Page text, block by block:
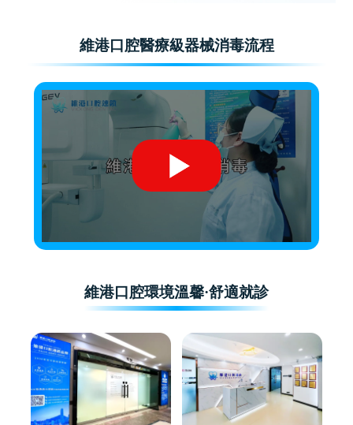
維港口腔醫療級器械消毒流程
維港口腔環境溫馨·舒適就診